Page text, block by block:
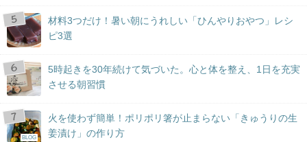
材料3つだけ！暑い朝にうれしい「ひんやりおやつ」レシ
ピ3選
5時起きを30年続けて気づいた。心と体を整え、1日を充実
させる朝習慣
BLOG
火を使わず簡単！ポリポリ箸が止まらない「きゅうりの生
姜漬け」の作り方